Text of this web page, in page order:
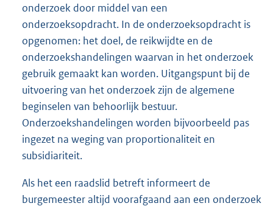
onderzoek door middel van een
onderzoeksopdracht. In de onderzoeksopdracht is
opgenomen: het doel, de reikwijdte en de
onderzoekshandelingen waarvan in het onderzoek
gebruik gemaakt kan worden. Uitgangspunt bij de
uitvoering van het onderzoek zijn de algemene
beginselen van behoorlijk bestuur.
Onderzoekshandelingen worden bijvoorbeeld pas
ingezet na weging van proportionaliteit en
subsidiariteit.
Als het een raadslid betreft informeert de
burgemeester altijd voorafgaand aan een onderzoek